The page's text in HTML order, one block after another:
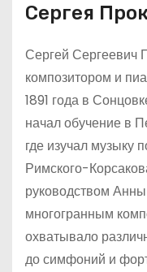
Сергея
Сергей Сергеевич
композитором и
1891 года в
начал обучение в
где изучал музыку
Римского-
руководством
многогранным
охватывало
до симфоний и